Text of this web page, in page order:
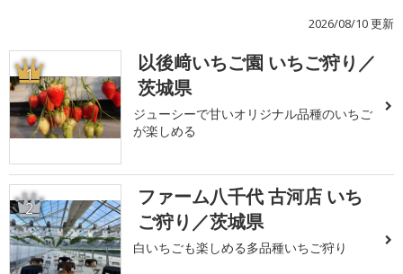
2026/08/10 更新
1
以後﨑いちご園 いちご狩り／
茨城県
ジューシーで甘いオリジナル品種のいちご
が楽しめる
2
ファーム八千代 古河店 いち
ご狩り／茨城県
白いちごも楽しめる多品種いちご狩り